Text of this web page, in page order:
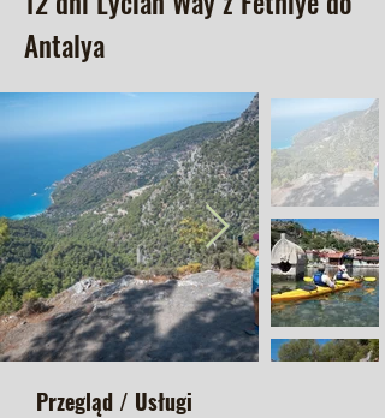
Antalya
Przegląd / Usługi